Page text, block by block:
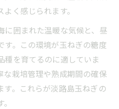
く感じられます。
に囲まれた温暖な気候と、昼
す。この環境が玉ねぎの糖度
種を育てるのに適していま
な栽培管理や熟成期間の確保
す。これらが淡路島玉ねぎの